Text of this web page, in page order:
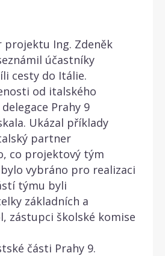
projektu Ing. Zdeněk
účastníky
cesty do Itálie.
od italského
Prahy 9
Ukázal příklady
partner
co projektový tým
vybráno pro realizaci
týmu byli
základních a
zástupci školské komise
části Prahy 9.